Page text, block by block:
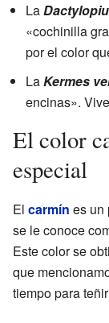
La
«cochinilla
por el color
LaKermes
encinas».
El color
especial
El carmín es un
se le conoce
Este color se
que
tiempo para